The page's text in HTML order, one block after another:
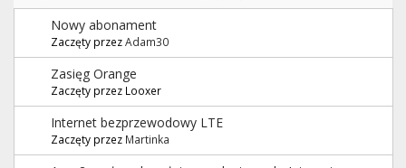
Nowy abonament
Zaczęty przezAdam30
Zasięg Orange
Zaczęty przez Looxer
Internet bezprzewodowy LTE
Zaczęty przez Martinka